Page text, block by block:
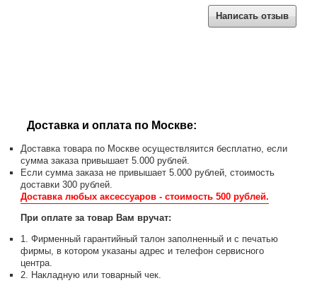
Написать отзыв
Доставка и оплата по Москве:
Доставка товара по Москве осуществляится бесплатно, если
сумма заказа привышает 5.000 рублей.
Если сумма заказа не привышает 5.000 рублей, стоимость
доставки 300 рублей.
Доставка любых аксессуаров - стоимость 500 рублей.
При оплате за товар Вам вручат:
1. Фирменный гарантийный талон заполненный и с печатью
фирмы, в котором указаны адрес и телефон сервисного
центра.
2. Накладную или товарный чек.